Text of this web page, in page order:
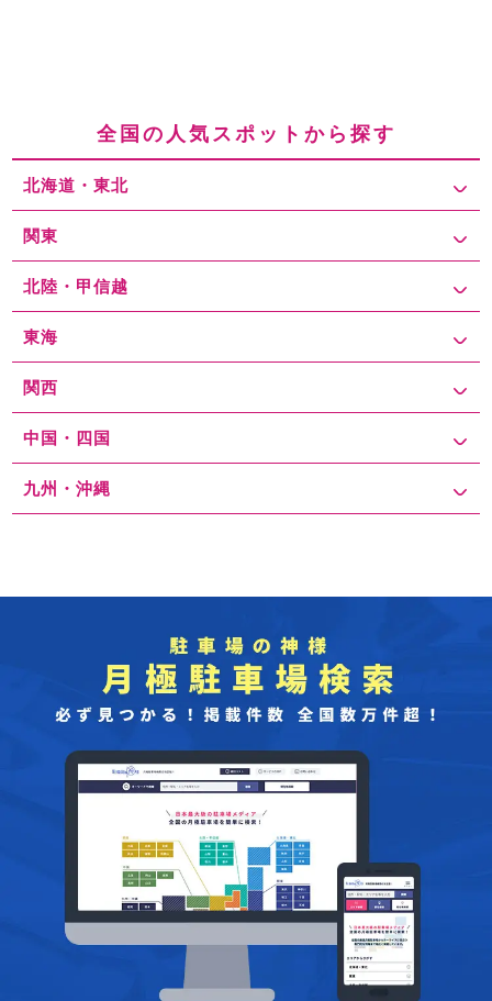
全国の人気スポットから探す
北海道・東北
関東
北陸・甲信越
東海
関西
中国・四国
九州・沖縄